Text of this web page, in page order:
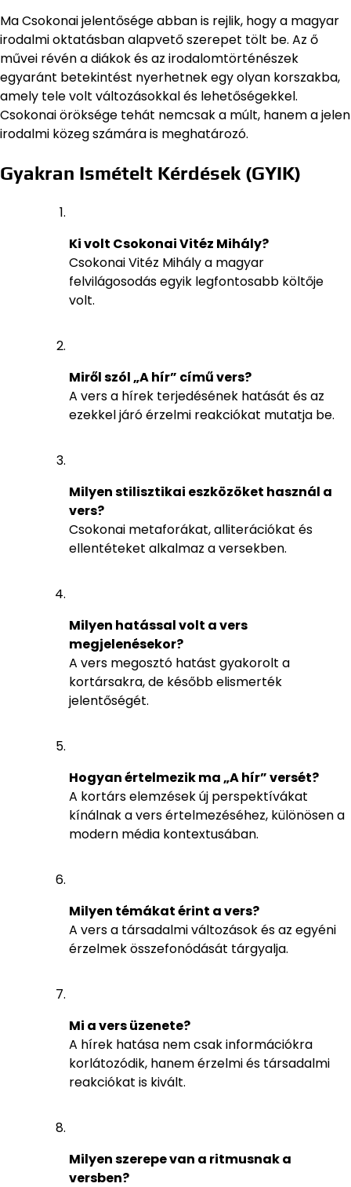
Ma Csokonai jelentősége abban is rejlik, hogy a magyar
irodalmi oktatásban alapvető szerepet tölt be. Az ő
művei révén a diákok és az irodalomtörténészek
egyaránt betekintést nyerhetnek egy olyan korszakba,
amely tele volt változásokkal és lehetőségekkel.
Csokonai öröksége tehát nemcsak a múlt, hanem a jelen
irodalmi közeg számára is meghatározó.
Gyakran Ismételt Kérdések (GYIK)
Ki volt Csokonai Vitéz Mihály?
Csokonai Vitéz Mihály a magyar
felvilágosodás egyik legfontosabb költője
volt.
Miről szól „A hír” című vers?
A vers a hírek terjedésének hatását és az
ezekkel járó érzelmi reakciókat mutatja be.
Milyen stilisztikai eszközöket használ a
vers?
Csokonai metaforákat, alliterációkat és
ellentéteket alkalmaz a versekben.
Milyen hatással volt a vers
megjelenésekor?
A vers megosztó hatást gyakorolt a
kortársakra, de később elismerték
jelentőségét.
Hogyan értelmezik ma „A hír” versét?
A kortárs elemzések új perspektívákat
kínálnak a vers értelmezéséhez, különösen a
modern média kontextusában.
Milyen témákat érint a vers?
A vers a társadalmi változások és az egyéni
érzelmek összefonódását tárgyalja.
Mi a vers üzenete?
A hírek hatása nem csak információkra
korlátozódik, hanem érzelmi és társadalmi
reakciókat is kivált.
Milyen szerepe van a ritmusnak a
versben?